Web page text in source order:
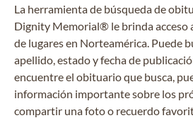
La herramienta de búsqueda de
Dignity Memorial® le brinda acceso
de lugares en Norteamérica. Puede
apellido, estado y fecha de
encuentre el obituario que busca,
información importante sobre los
compartir una foto o recuerdo